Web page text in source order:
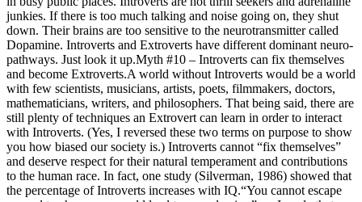
junkies. If there is too much talking and noise going on, they shut
down. Their brains are too sensitive to the neurotransmitter called
Dopamine. Introverts and Extroverts have different dominant neuro-
pathways. Just look it up.Myth #10 – Introverts can fix themselves
and become Extroverts.A world without Introverts would be a world
with few scientists, musicians, artists, poets, filmmakers, doctors,
mathematicians, writers, and philosophers. That being said, there are
still plenty of techniques an Extrovert can learn in order to interact
with Introverts. (Yes, I reversed these two terms on purpose to show
you how biased our society is.) Introverts cannot “fix themselves”
and deserve respect for their natural temperament and contributions
to the human race. In fact, one study (Silverman, 1986) showed that
the percentage of Introverts increases with IQ.“You cannot escape